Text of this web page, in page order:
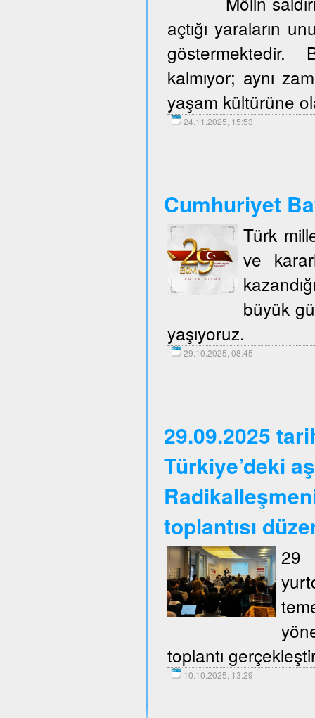
açtığı yaraların
göstermektedir.
kalmıyor; aynı
yaşam kültürüne
24.11.2025, 15:53
Cumhuriyet
Türk
ve
büyük
yaşıyoruz.
29.10.2025, 08:45
29.09.2025
Türkiye’deki
toplantısı
29
toplantı
10.10.2025, 13:29